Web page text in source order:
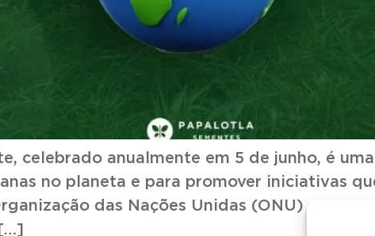
celebrado anualmente em 5 de junho, é
no planeta e para promover iniciativas
das Nações Unidas (ONU) em